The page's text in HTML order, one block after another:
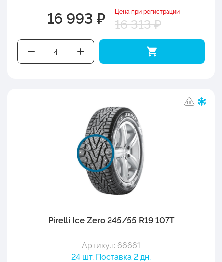
16 993 ₽ Цена при регистрации
16 313 ₽
Pirelli Ice Zero 245/55 R19 107T
Артикул: 66661
24 шт. Поставка 2 дн.